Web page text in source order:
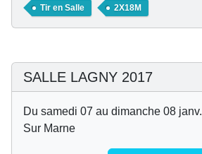
Tir en Salle 2X18M
SALLE LAGNY 2017
Du samedi 07 au dimanche 08
Sur Marne